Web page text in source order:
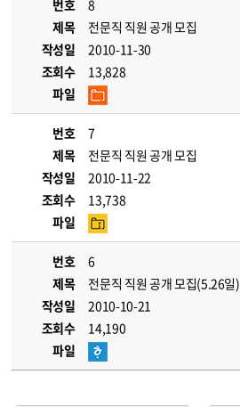
번호
8
제목
전문직 직원 공개 모집
작성일
2010-11-30
조회수
13,828
파일
번호
7
제목
전문직 직원 공개 모집
작성일
2010-11-22
조회수
13,738
파일
번호
6
제목
전문직 직원 공개 모집(5.26일)
작성일
2010-10-21
조회수
14,190
파일